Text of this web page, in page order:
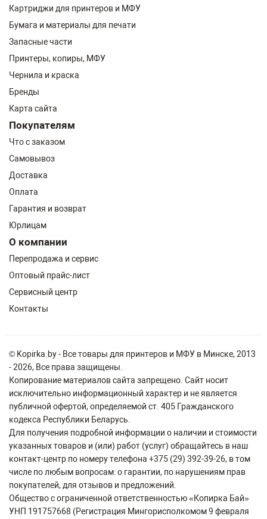
Картриджи для принтеров и МФУ
Бумага и материалы для печати
Запасные части
Принтеры, копиры, МФУ
Чернила и краска
Бренды
Карта сайта
Покупателям
Что с заказом
Самовывоз
Доставка
Оплата
Гарантия и возврат
Юрлицам
О компании
Перепродажа и сервис
Оптовый прайс-лист
Сервисный центр
Контакты
© Kopirka.by - Все товары для принтеров и МФУ в Минске, 2013
- 2026, Все права защищены.
Копирование материалов сайта запрещено. Сайт носит
исключительно информационный характер и не является
публичной офертой, определяемой ст. 405 Гражданского
кодекса Республики Беларусь.
Для получения подробной информации о наличии и стоимости
указанных товаров и (или) работ (услуг) обращайтесь в наш
контакт-центр по номеру телефона +375 (29) 392-39-26, в том
числе по любым вопросам: о гарантии, по нарушениям прав
покупателей, для отзывов и предложений.
Общество с ограниченной ответственностью «Копирка Бай»
УНП 191757668 (Регистрация Мингорисполкомом 9 февраля